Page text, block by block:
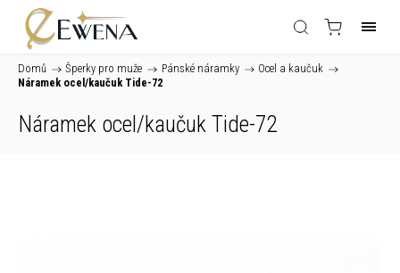
Domů / Šperky pro muže / Pánské náramky / Ocel a kaučuk /
Náramek ocel/kaučuk Tide-72
Náramek ocel/kaučuk Tide-72